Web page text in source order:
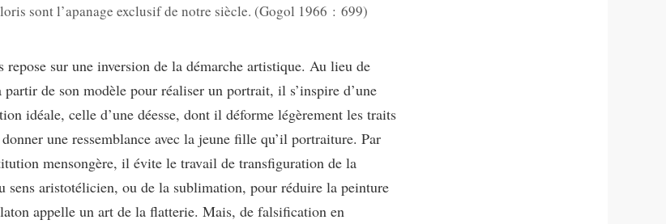
sont l’apanage exclusif de notre siècle. (Gogol 1966 : 699)
repose sur une inversion de la démarche artistique. Au lieu de
de son modèle pour réaliser un portrait, il s’inspire d’une
idéale, celle d’une déesse, dont il déforme légèrement les traits
une ressemblance avec la jeune fille qu’il portraiture. Par
mensongère, il évite le travail de transfiguration de la
sens aristotélicien, ou de la sublimation, pour réduire la peinture
appelle un art de la flatterie. Mais, de falsification en